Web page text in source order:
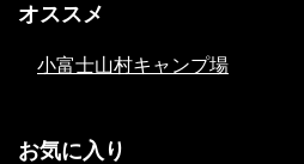
オススメ
小富士山村キャンプ場
お気に入り